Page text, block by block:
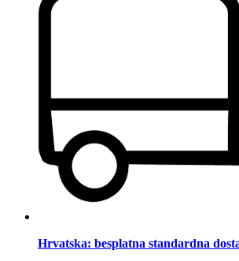
Hrvatska: besplatna standardna